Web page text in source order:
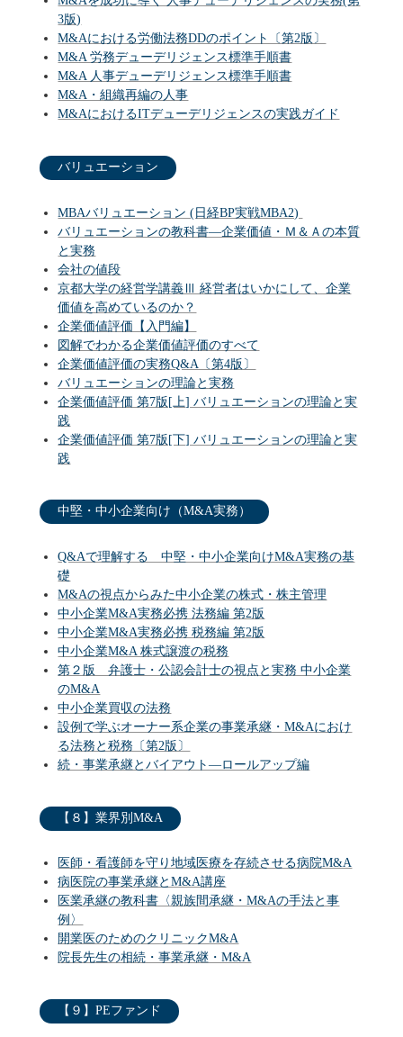
3版)
M&Aにおける労働法務DDのポイント〔第2版〕
M&A 労務デューデリジェンス標準手順書
M&A 人事デューデリジェンス標準手順書
M&A・組織再編の人事
M&AにおけるITデューデリジェンスの実践ガイド
バリュエーション
MBAバリュエーション (日経BP実戦MBA2)
バリュエーションの教科書―企業価値・Ｍ＆Ａの本質
と実務
会社の値段
京都大学の経営学講義Ⅲ 経営者はいかにして、企業
価値を高めているのか？
企業価値評価【入門編】
図解でわかる企業価値評価のすべて
企業価値評価の実務Q&A〔第4版〕
バリュエーションの理論と実務
企業価値評価 第7版[上] バリュエーションの理論と実
践
企業価値評価 第7版[下] バリュエーションの理論と実
践
中堅・中小企業向け（M&A実務）
Q&Aで理解する 中堅・中小企業向けM&A実務の基
礎
M&Aの視点からみた中小企業の株式・株主管理
中小企業M&A実務必携 法務編 第2版
中小企業M&A実務必携 税務編 第2版
中小企業M&A 株式譲渡の税務
第２版 弁護士・公認会計士の視点と実務 中小企業
のM&A
中小企業買収の法務
設例で学ぶオーナー系企業の事業承継・M&Aにおけ
る法務と税務〔第2版〕
続・事業承継とバイアウト―ロールアップ編
【８】業界別M&A
医師・看護師を守り地域医療を存続させる病院M&A
病医院の事業承継とM&A講座
医業承継の教科書〈親族間承継・M&Aの手法と事
例〉
開業医のためのクリニックM&A
院長先生の相続・事業承継・M&A
【９】PEファンド